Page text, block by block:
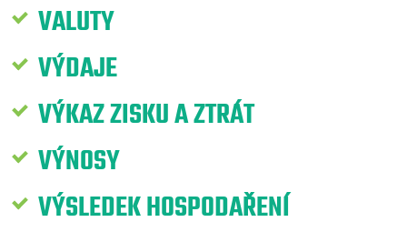
VALUTY
VÝDAJE
VÝKAZ ZISKU A ZTRÁT
VÝNOSY
VÝSLEDEK HOSPODAŘENÍ